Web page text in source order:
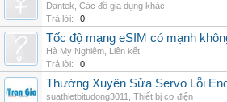
Dantek Các đồ gia dụng khác
Trả lời:
0
Tốc độ mạng eSIM có mạnh
Hà My Nghiêm Liên kết
Trả lời:
0
Thường Xuyên Sửa Servo Lỗi
suathietbitudong3011
Thiết bị cơ điện